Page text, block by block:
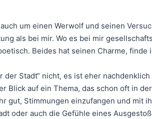
um einen Werwolf und seinen
als bei mir. Wo es bei mir
Beides hat seinen Charme, finde
der Stadt“ nicht, es ist eher nachdenklich
Blick auf ein Thema, das schon oft in der
gut, Stimmungen einzufangen und mit
oder auch die Gefühle eines